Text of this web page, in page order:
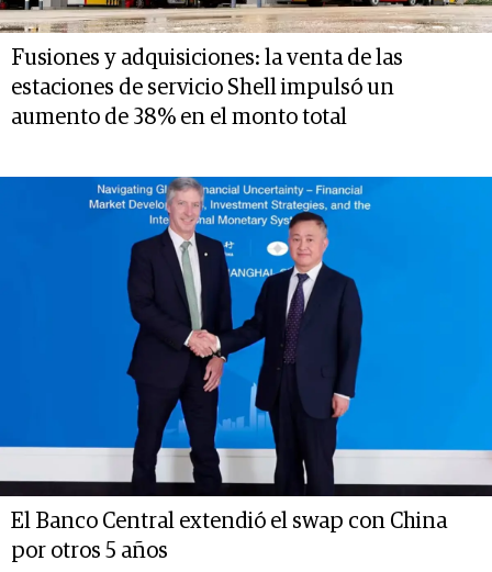
Fusiones y adquisiciones: la venta de las
estaciones de servicio Shell impulsó un
aumento de 38% en el monto total
El Banco Central extendió el swap con China
por otros 5 años